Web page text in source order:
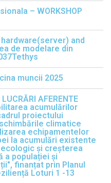
– WORKSHOP
and
de modelare din
muncii 2025
AFERENTE
acumulărilor
proiectului
climatice
echipamentelor
la acumulări existente
și creșterea
a populației și
finanțat prin Planul
Loturi 1 -13